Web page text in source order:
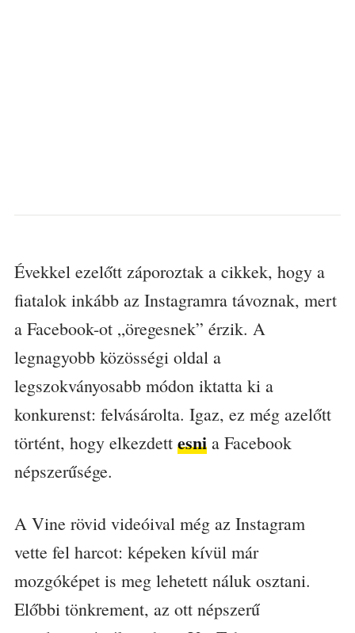
Évekkel ezelőtt záporoztak a cikkek, hogy a
fiatalok inkább az Instagramra távoznak, mert
a Facebook-ot „öregesnek” érzik. A
legnagyobb közösségi oldal a
legszokványosabb módon iktatta ki a
konkurenst: felvásárolta. Igaz, ez még azelőtt
történt, hogy elkezdett esnia Facebook
népszerűsége.
A Vine rövid videóival még az Instagram
vette fel harcot: képeken kívül már
mozgóképet is meg lehetett náluk osztani.
Előbbi tönkrement, az ott népszerű